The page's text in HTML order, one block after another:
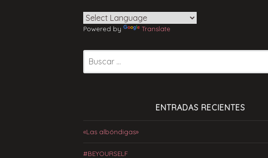
Powered by Translate
ENTRADAS RECIENTES
«Las albóndigas»
#BEYOURSELF